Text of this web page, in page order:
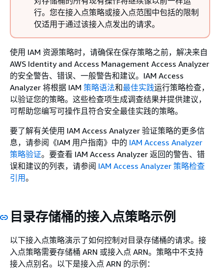
行。您在接入点策略或接入点范围中包括的限制
仅适用于通过该接入点发出的请求。
使用 IAM 资源策略时，请确保在保存策略之前，解决来自
AWS Identity and Access Management Access Analyzer
的安全警告、错误、一般警告和建议。IAM Access
Analyzer 将根据 IAM 策略语法和最佳实践运行策略检查，
以验证您的策略。这些检查项生成调查结果并提供建议，
可帮助您编写可操作且符合安全最佳实践的策略。
要了解有关使用 IAM Access Analyzer 验证策略的更多信
息，请参阅《IAM 用户指南》 中的 IAM Access Analyzer
策略验证。要查看 IAM Access Analyzer 返回的警告、错
误和建议的列表，请参阅 IAM Access Analyzer 策略检查
引用。
目录存储桶的接入点策略示例
以下接入点策略演示了如何控制对目录存储桶的请求。接
入点策略需要存储桶 ARN 或接入点 ARN。策略中不支持
接入点别名。以下是接入点 ARN 的示例：